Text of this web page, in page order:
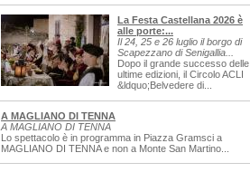
La Festa Castellana 2026 è
alle porte:...
Il 24, 25 e 26 luglio il borgo di
Scapezzano di Senigallia...
Dopo il grande successo delle
ultime edizioni, il Circolo ACLI
&ldquo;Belvedere di...
A MAGLIANO DI TENNA
A MAGLIANO DI TENNA
Lo spettacolo è in programma in Piazza Gramsci a
MAGLIANO DI TENNA e non a Monte San Martino...